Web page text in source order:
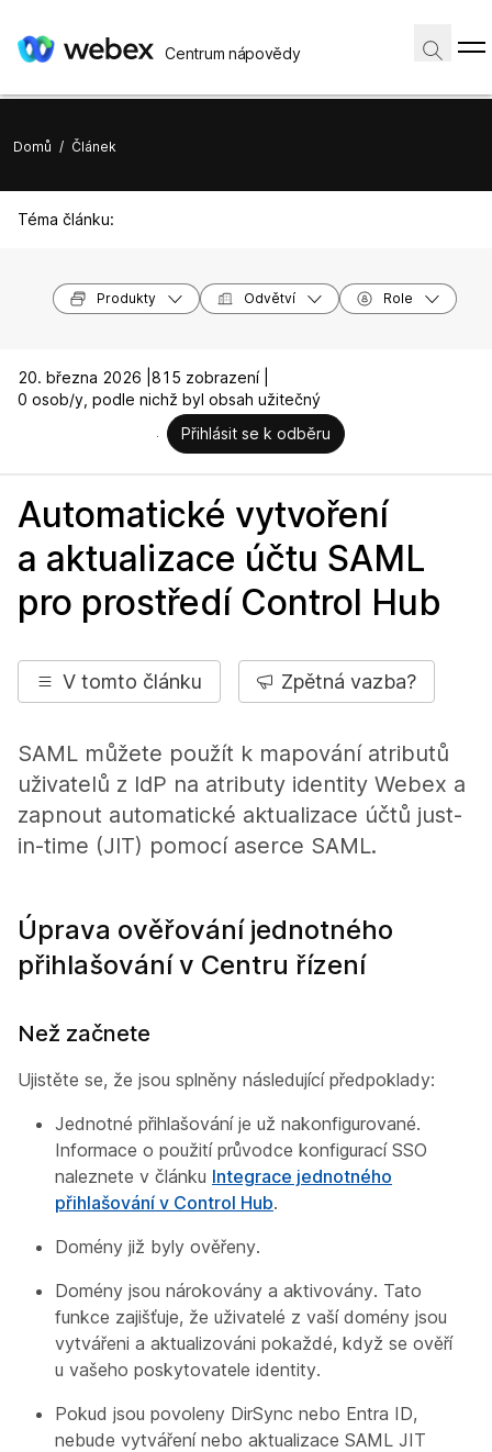
Centrum nápovědy
Domů / Článek
Téma článku:
Produkty Odvětví Role
20. března 2026 | 815 zobrazení |
0 osob/y, podle nichž byl obsah užitečný
Přihlásit se k odběru
Automatické vytvoření
a aktualizace účtu SAML
pro prostředí Control Hub
V tomto článku Zpětná vazba?
SAML můžete použít k mapování atributů
uživatelů z IdP na atributy identity Webex a
zapnout automatické aktualizace účtů just-
in-time (JIT) pomocí aserce SAML.
Úprava ověřování jednotného
přihlašování v Centru řízení
Než začnete
Ujistěte se, že jsou splněny následující předpoklady:
Jednotné přihlašování je už nakonfigurované.
Informace o použití průvodce konfigurací SSO
naleznete v článku Integrace jednotného
přihlašování v Control Hub.
Domény již byly ověřeny.
Domény jsou nárokovány a aktivovány. Tato
funkce zajišťuje, že uživatelé z vaší domény jsou
vytvářeni a aktualizováni pokaždé, když se ověří
u vašeho poskytovatele identity.
Pokud jsou povoleny DirSync nebo Entra ID,
nebude vytváření nebo aktualizace SAML JIT